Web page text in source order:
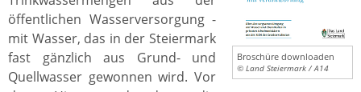
Broschüre downloaden
© Land Steiermark / A14
öffentlichen Wasserversorgung -
mit Wasser, das in der Steiermark
fast gänzlich aus Grund- und
Quellwasser gewonnen wird. Vor